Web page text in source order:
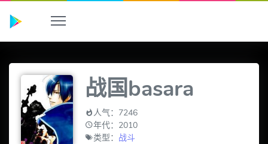
战国basara
人气：7246
年代：2010
类型： 战斗